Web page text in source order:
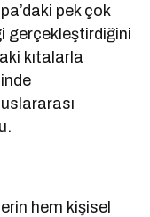
pek çok
gerçekleştirdiğini
kıtalarla
hem kişisel